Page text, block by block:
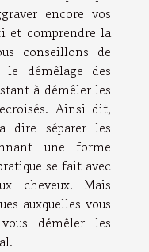
encore vos
et comprendre la
conseillons de
démêlage des
à démêler les
Ainsi dit,
dire séparer les
une forme
se fait avec
cheveux. Mais
auxquelles vous
démêler les